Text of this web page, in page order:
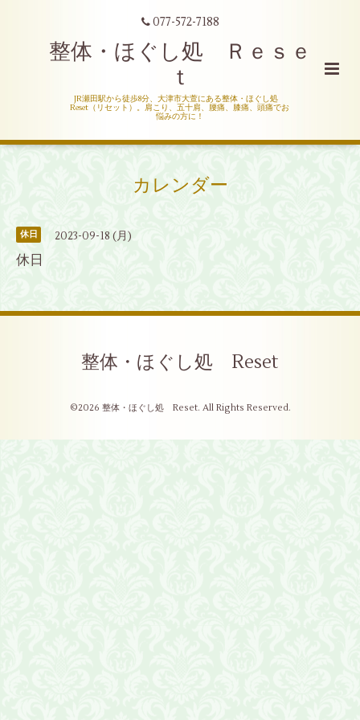
077-572-7188
整体・ほぐし処 Ｒｅｓｅ
ｔ
JR瀬田駅から徒歩8分、大津市大萱にある整体・ほぐし処
Reset（リセット）。肩こり、五十肩、腰痛、膝痛、頭痛でお
悩みの方に！
カレンダー
休日 2023-09-18 (月)
休日
整体・ほぐし処 Reset
©2026 整体・ほぐし処 Reset. All Rights Reserved.